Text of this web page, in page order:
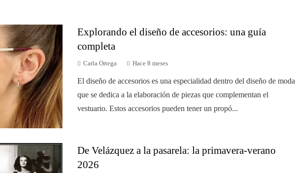
Explorando el diseño de accesorios: una guía
completa
Carla Ortega Hace 8 meses
El diseño de accesorios es una especialidad dentro del diseño de moda
que se dedica a la elaboración de piezas que complementan el
vestuario. Estos accesorios pueden tener un propó...
De Velázquez a la pasarela: la primavera-verano
2026